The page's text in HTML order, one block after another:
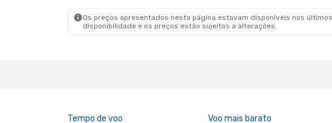
Os preços apresentados nesta página estavam disponíveis nos
disponibilidade e os preços estão sujeitos a alterações.
Tempo de voo Voo mais barato